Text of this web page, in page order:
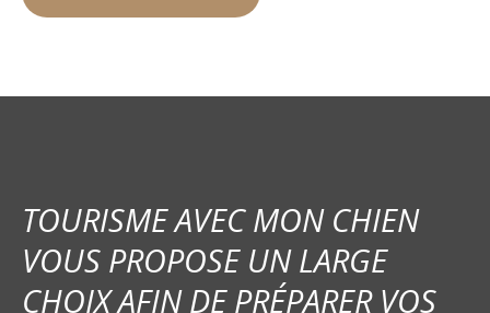
TOURISME AVEC MON CHIEN
VOUS PROPOSE UN LARGE
CHOIX AFIN DE PRÉPARER VOS